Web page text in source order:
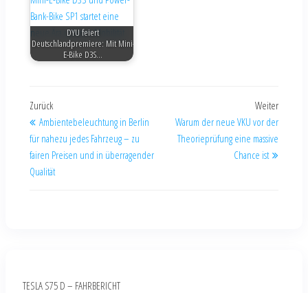
DYU feiert
Deutschlandpremiere: Mit Mini-
E-Bike D3S…
Zurück
Ambientebeleuchtung in Berlin
für nahezu jedes Fahrzeug – zu
fairen Preisen und in überragender
Qualität
Weiter
Warum der neue VKU vor der
Theorieprüfung eine massive
Chance ist
TESLA S75 D – FAHRBERICHT